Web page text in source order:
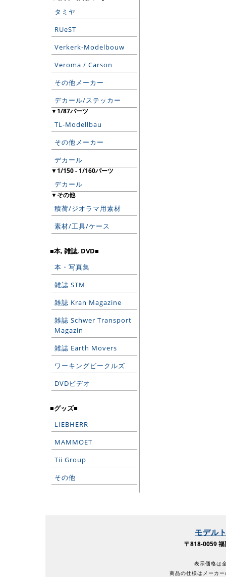
タミヤ
RUeST
Verkerk-Modelbouw
Veroma / Carson
その他メーカー
デカール/ステッカー
▼1/87パーツ
TL-Modellbau
その他メーカー
デカール
▼1/150 - 1/160パーツ
デカール
▼その他
積荷/ジオラマ用素材
素材/工具/ケース
■本, 雑誌, DVD■
本・写真集
雑誌 STM
雑誌 Kran Magazine
雑誌 Schwer Transport
Magazin
雑誌 Earth Movers
ワーキングビークルズ
DVDビデオ
■グッズ■
LIEBHERR
MAMMOET
Tii Group
その他
モデル
〒818-0059
表示価格は
商品の仕様はメーカ